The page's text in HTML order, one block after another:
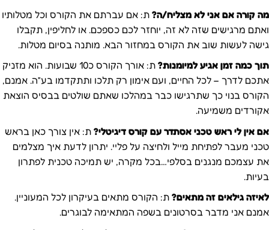
מה קורה אם אני לא מצליח/ה? ת: אם עברתם את הקורס וכל מטלותיו
ואתם מרגישים שזה לא זה, יוחזר לכם כספכם. או לחליפין, תקבלו
גישה לעשות שוב את הקורס במחזור הבא. מותנה בסיום מטלות.
תוך כמה זמן אגיע למיומנות?
ת: אורך הקורס כ10 שבועות. הוא מזניק
אתכם לדרך – לכל החיים, ועם אימון רק תלכו ותתקדמו בע”ה. אמנם,
הקורס בנוי כך שתרגישו כבר במהלכו שאתם שולטים בבסיס הוצאת
אקורדים משמיעה.
אם אין לי ראש טכני אסתדר עם קורס דיגיטלי? ת: אין צורך כאן בראש
טכני מעבר לפתיחת מייל ולחיצה על פליי. יתרון לדעת איך מצלמים
את עצמכם מנגנים בסלפי…בכל מקרה, יש תמיכה טכנית לפתרון
בעיות.
לאיזה גילאים זה מתאים? ת: הקורס מתאים בעיקרון לכל המעוניין.
אמנם אני מדבר בסרטונים בשפה המתאימה לבוגרים.